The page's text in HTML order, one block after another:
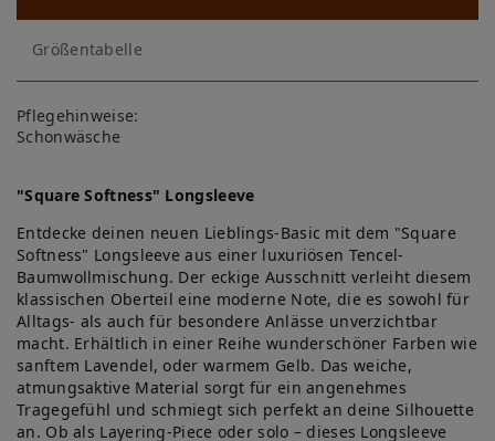
Größentabelle
Pflegehinweise:
Schonwäsche
"Square Softness" Longsleeve
Entdecke deinen neuen Lieblings-Basic mit dem "Square
Softness" Longsleeve aus einer luxuriösen Tencel-
Baumwollmischung. Der eckige Ausschnitt verleiht diesem
klassischen Oberteil eine moderne Note, die es sowohl für
Alltags- als auch für besondere Anlässe unverzichtbar
macht. Erhältlich in einer Reihe wunderschöner Farben wie
sanftem Lavendel, oder warmem Gelb. Das weiche,
atmungsaktive Material sorgt für ein angenehmes
Tragegefühl und schmiegt sich perfekt an deine Silhouette
an. Ob als Layering-Piece oder solo – dieses Longsleeve